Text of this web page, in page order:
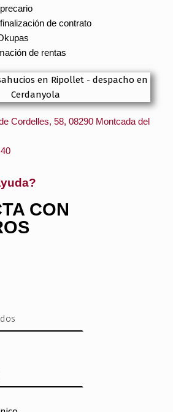
de contrato
de rentas
Cordelles, 58, 08290 Montcada del
CON